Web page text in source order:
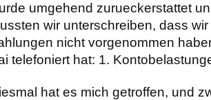
umgehend zurueckerstattet
wir unterschreiben, dass
nicht vorgenommen
telefoniert hat: 1.
hat es mich getroffen, und